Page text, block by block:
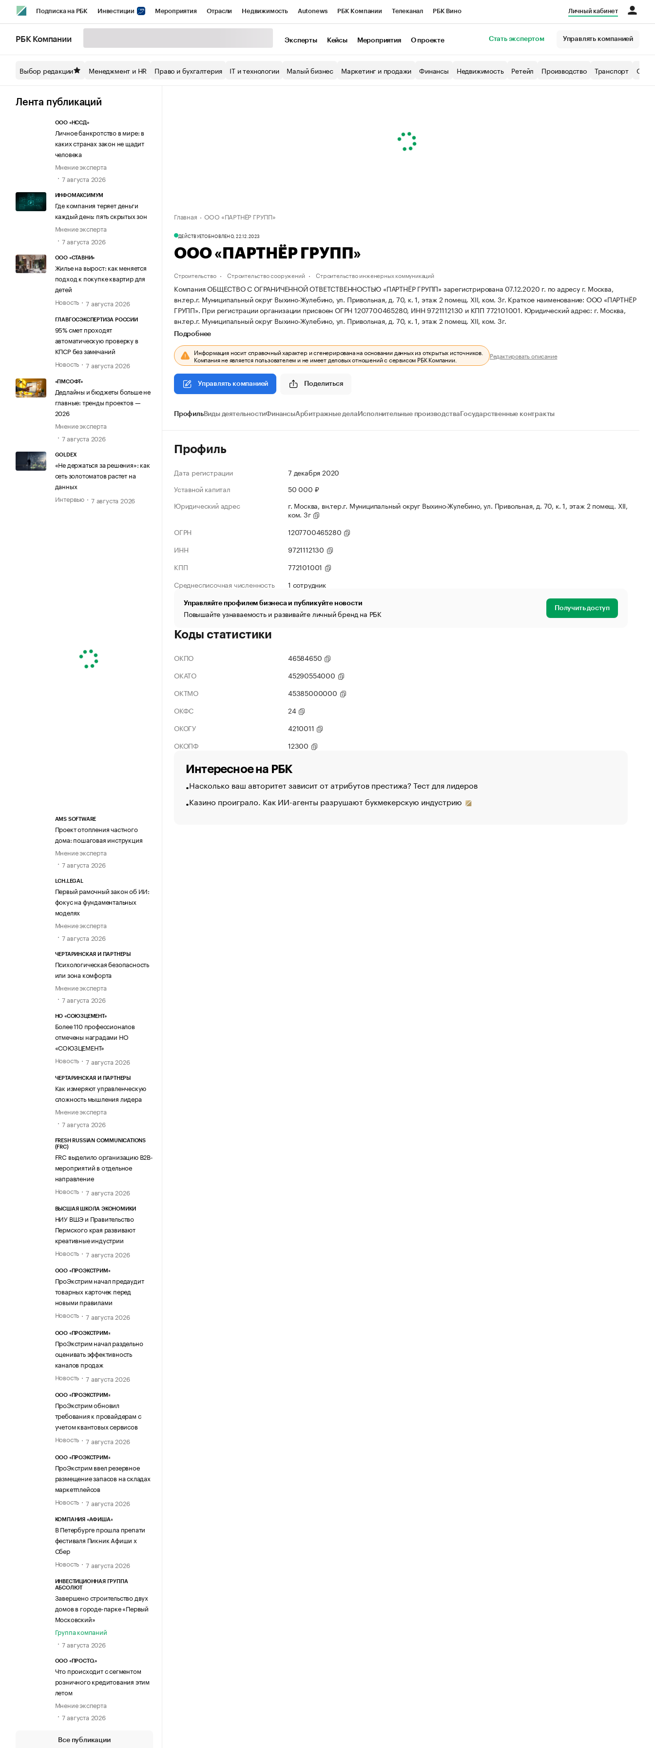
Подписка на РБК Инвестиции Мероприятия Отрасли Недвижимость Autonews РБК Компании Телеканал РБК Вино
Спецпроекты СПб Конференции СПб Спецпроекты Экономика Бизнес
Технологии и медиа
Личный кабинет
РБК Компании Эксперты Кейсы Мероприятия О проекте Стать экспертом Управлять компанией
Выбор редакции Менеджмент и HR Право и бухгалтерия IT и технологии Малый бизнес Маркетинг и продажи Финансы Недвижимость Ретейл Производство Транспорт
Лента публикаций
ООО «НССД»
Личное банкротство в мире: в
каких странах закон не щадит
человека
Мнение эксперта
7 августа 2026
ИНФОМАКСИМУМ
Где компания теряет деньги
каждый день: пять скрытых зон
Мнение эксперта
7 августа 2026
ООО «СТАВНИ»
Жилье на вырост: как меняется
подход к покупке квартир для
детей
Новость
7 августа 2026
ГЛАВГОСЭКСПЕРТИЗА РОССИИ
95% смет проходят
автоматическую проверку в
КПСР без замечаний
Новость
7 августа 2026
«ПМСОФТ»
Дедлайны и бюджеты больше не
главные: тренды проектов —
2026
Мнение эксперта
7 августа 2026
GOLDEX
«Не держаться за решения»: как
сеть золотоматов растет на
данных
Интервью
7 августа 2026
AMS SOFTWARE
Проект отопления частного
дома: пошаговая инструкция
Мнение эксперта
7 августа 2026
LCH.LEGAL
Первый рамочный закон об ИИ:
фокус на фундаментальных
моделях
Мнение эксперта
7 августа 2026
ЧЕРТАРИНСКАЯ И ПАРТНЕРЫ
Психологическая безопасность
или зона комфорта
Мнение эксперта
7 августа 2026
НО «СОЮЗЦЕМЕНТ»
Более 110 профессионалов
отмечены наградами НО
«СОЮЗЦЕМЕНТ»
Новость
7 августа 2026
ЧЕРТАРИНСКАЯ И ПАРТНЕРЫ
Как измеряют управленческую
сложность мышления лидера
Мнение эксперта
7 августа 2026
FRESH RUSSIAN COMMUNICATIONS
(FRC)
FRC выделило организацию B2B-
мероприятий в отдельное
направление
Новость
7 августа 2026
ВЫСШАЯ ШКОЛА ЭКОНОМИКИ
НИУ ВШЭ и Правительство
Пермского края развивают
креативные индустрии
Новость
7 августа 2026
ООО «ПРОЭКСТРИМ»
ПроЭкстрим начал предаудит
товарных карточек перед
новыми правилами
Новость
7 августа 2026
ООО «ПРОЭКСТРИМ»
ПроЭкстрим начал раздельно
оценивать эффективность
каналов продаж
Новость
7 августа 2026
ООО «ПРОЭКСТРИМ»
ПроЭкстрим обновил
требования к провайдерам с
учетом квантовых сервисов
Новость
7 августа 2026
ООО «ПРОЭКСТРИМ»
ПроЭкстрим ввел резервное
размещение запасов на складах
маркетплейсов
Новость
7 августа 2026
КОМПАНИЯ «АФИША»
В Петербурге прошла препати
фестиваля Пикник Афиши х
Сбер
Новость
7 августа 2026
ИНВЕСТИЦИОННАЯ ГРУППА
АБСОЛЮТ
Завершено строительство двух
домов в городе-парке «Первый
Московский»
Группа компаний
7 августа 2026
ООО «ПРОСТО.»
Что происходит с сегментом
розничного кредитования этим
летом
Мнение эксперта
7 августа 2026
Все публикации
Главная ООО «ПАРТНЁР ГРУПП»
ДЕЙСТВУЕТОБНОВЛЕНО, 22.12.2023
ООО «ПАРТНЁР ГРУПП»
Строительство Строительство сооружений Строительство инженерных коммуникаций
Компания ОБЩЕСТВО С ОГРАНИЧЕННОЙ ОТВЕТСТВЕННОСТЬЮ «ПАРТНЁР ГРУПП» зарегистрирована 07.12.2020 г. по адресу г. Москва,
вн.тер.г. Муниципальный округ Выхино-Жулебино, ул. Привольная, д. 70, к. 1, этаж 2 помещ. XII, ком. 3г. Краткое наименование: ООО «ПАРТНЁР
ГРУПП». При регистрации организации присвоен ОГРН 1207700465280, ИНН 9721112130 и КПП 772101001. Юридический адрес: г. Москва,
вн.тер.г. Муниципальный округ Выхино-Жулебино, ул. Привольная, д. 70, к. 1, этаж 2 помещ. XII, ком. 3г.
Подробнее
Информация носит справочный характер и сгенерирована на основании данных из открытых источников.
Компания не является пользователем и не имеет деловых отношений с сервисом РБК Компании. Редактировать описание
Управлять компанией Поделиться
ПрофильВиды деятельностиФинансыАрбитражные дела Исполнительные производства Государственные контракты
Профиль
Дата регистрации
7 декабря 2020
Уставной капитал
50 000 ₽
Юридический адрес
г. Москва, вн.тер.г. Муниципальный округ Выхино-Жулебино, ул. Привольная, д. 70, к. 1, этаж 2 помещ. XII,
ком. 3г
ОГРН
1207700465280
ИНН
9721112130
КПП
772101001
Среднесписочная численность
1 сотрудник
Управляйте профилем бизнеса и публикуйте новости
Повышайте узнаваемость и развивайте личный бренд на РБК Получить доступ
Коды статистики
ОКПО
46584650
ОКАТО
45290554000
ОКТМО
45385000000
ОКФС
24
ОКОГУ
4210011
ОКОПФ
12300
Интересное на РБК
Насколько ваш авторитет зависит от атрибутов престижа? Тест для лидеров
Казино проиграло. Как ИИ-агенты разрушают букмекерскую индустрию